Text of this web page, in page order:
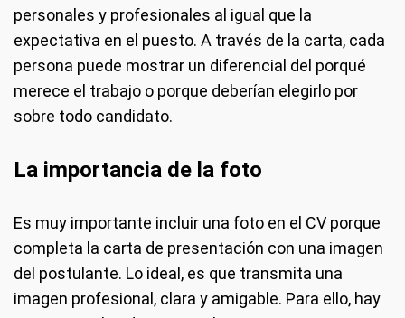
personales y profesionales al igual que la
expectativa en el puesto. A través de la carta, cada
persona puede mostrar un diferencial del porqué
merece el trabajo o porque deberían elegirlo por
sobre todo candidato.
La importancia de la foto
Es muy importante incluir una foto en el CV porque
completa la carta de presentación con una imagen
del postulante. Lo ideal, es que transmita una
imagen profesional, clara y amigable. Para ello, hay